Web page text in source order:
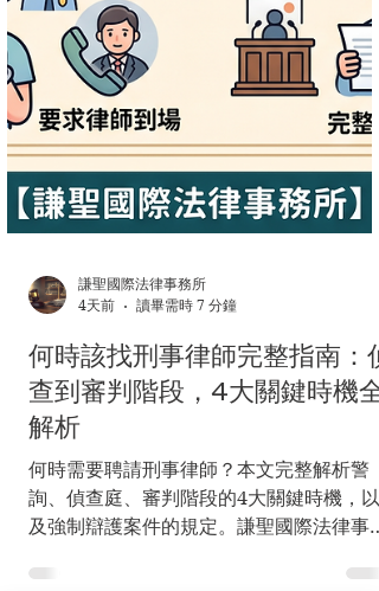
謙聖國際法律事務所
何時該找刑事律師完整指南：偵
查到審判階段，4大關鍵時機全
解析